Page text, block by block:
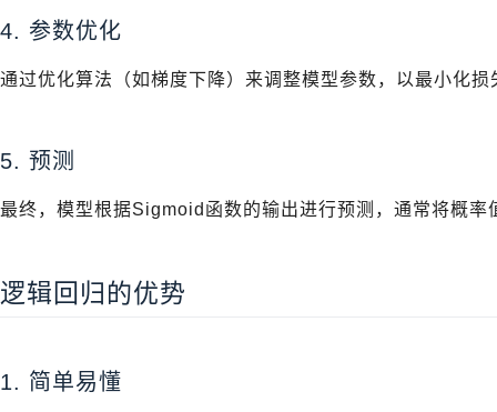
4. 参数优化
通过优化算法（如梯度下降）来调整模型参数，以最小化损
5. 预测
最终，模型根据Sigmoid函数的输出进行预测，通常将概
逻辑回归的优势
1. 简单易懂